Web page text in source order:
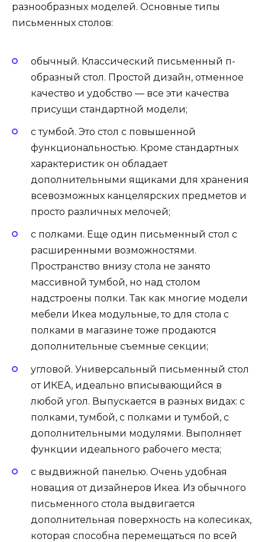
разнообразных моделей. Основные типы
письменных столов:
обычный. Классический письменный п-
образный стол. Простой дизайн, отменное
качество и удобство — все эти качества
присущи стандартной модели;
с тумбой. Это стол с повышенной
функциональностью. Кроме стандартных
характеристик он обладает
дополнительными ящиками для хранения
всевозможных канцелярских предметов и
просто различных мелочей;
с полками. Еще один письменный стол с
расширенными возможностями.
Пространство внизу стола не занято
массивной тумбой, но над столом
надстроены полки. Так как многие модели
мебели Икеа модульные, то для стола с
полками в магазине тоже продаются
дополнительные съемные секции;
угловой. Универсальный письменный стол
от ИКЕА, идеально вписывающийся в
любой угол. Выпускается в разных видах: с
полками, тумбой, с полками и тумбой, с
дополнительными модулями. Выполняет
функции идеального рабочего места;
с выдвижной панелью. Очень удобная
новация от дизайнеров Икеа. Из обычного
письменного стола выдвигается
дополнительная поверхность на колесиках,
которая способна перемещаться по всей